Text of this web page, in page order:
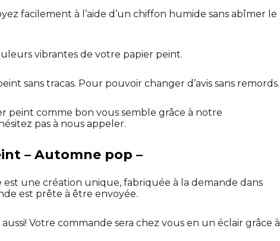
facilement à l’aide d’un chiffon humide sans abîmer le
vibrantes de votre papier peint.
sans tracas. Pour pouvoir changer d’avis sans remords.
peint comme bon vous semble grâce à notre
pas à nous appeler.
– Automne pop –
est une création unique, fabriquée à la demande dans
est prête à être envoyée.
aussi! Votre commande sera chez vous en un éclair grâce à